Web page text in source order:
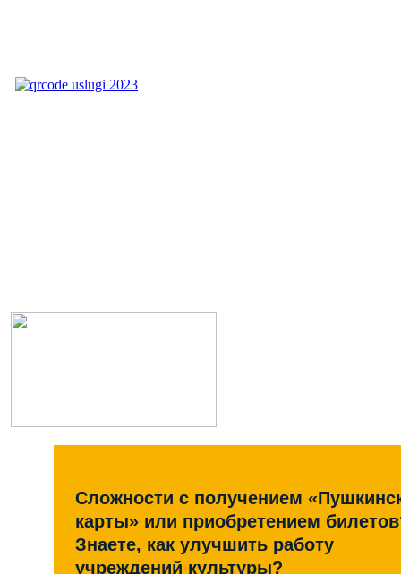
Сложности с получением
карты» или приобретением
Знаете, как улучшить работу
учреждений культуры?